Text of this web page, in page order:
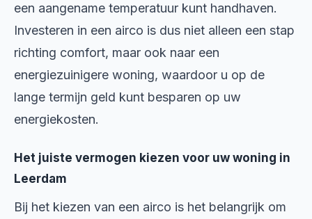
een aangename temperatuur kunt handhaven.
Investeren in een airco is dus niet alleen een stap
richting comfort, maar ook naar een
energiezuinigere woning, waardoor u op de
lange termijn geld kunt besparen op uw
energiekosten.
Het juiste vermogen kiezen voor uw woning in
Leerdam
Bij het kiezen van een airco is het belangrijk om